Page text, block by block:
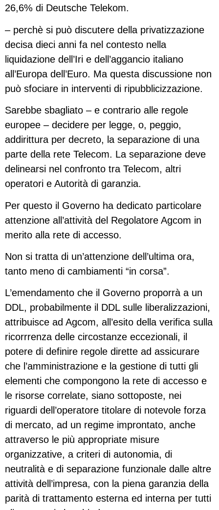
26,6% di Deutsche Telekom.
– perchè si può discutere della privatizzazione
decisa dieci anni fa nel contesto nella
liquidazione dell’Iri e dell’aggancio italiano
all’Europa dell’Euro. Ma questa discussione non
può sfociare in interventi di ripubblicizzazione.
Sarebbe sbagliato – e contrario alle regole
europee – decidere per legge, o, peggio,
addirittura per decreto, la separazione di una
parte della rete Telecom. La separazione deve
delinearsi nel confronto tra Telecom, altri
operatori e Autorità di garanzia.
Per questo il Governo ha dedicato particolare
attenzione all’attività del Regolatore Agcom in
merito alla rete di accesso.
Non si tratta di un’attenzione dell’ultima ora,
tanto meno di cambiamenti “in corsa”.
L’emendamento che il Governo proporrà a un
DDL, probabilmente il DDL sulle liberalizzazioni,
attribuisce ad Agcom, all’esito della verifica sulla
ricorrrenza delle circostanze eccezionali, il
potere di definire regole dirette ad assicurare
che l’amministrazione e la gestione di tutti gli
elementi che compongono la rete di accesso e
le risorse correlate, siano sottoposte, nei
riguardi dell’operatore titolare di notevole forza
di mercato, ad un regime improntato, anche
attraverso le più appropriate misure
organizzative, a criteri di autonomia, di
neutralità e di separazione funzionale dalle altre
attività dell’impresa, con la piena garanzia della
parità di trattamento esterna ed interna per tutti